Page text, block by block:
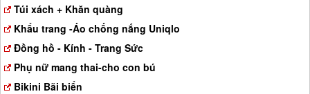
Túi xách + Khăn quàng
Khẩu trang -Áo chống nắng Uniqlo
Đồng hồ - Kính - Trang Sức
Phụ nữ mang thai-cho con bú
Bikini Bãi biển